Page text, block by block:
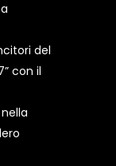
del
con il